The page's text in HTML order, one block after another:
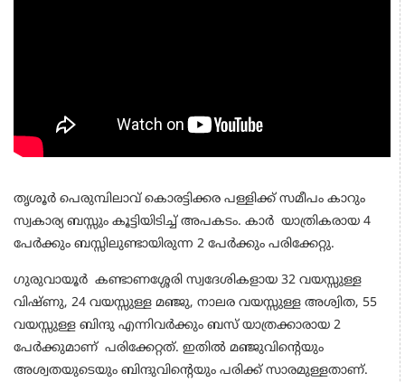
തൃശൂർ പെരുമ്പിലാവ് കൊരട്ടിക്കര പള്ളിക്ക് സമീപം കാറും
സ്വകാര്യ ബസ്സും കൂട്ടിയിടിച്ച് അപകടം. കാർ യാത്രികരായ 4
പേർക്കും ബസ്സിലുണ്ടായിരുന്ന 2 പേർക്കും പരിക്കേറ്റു.
ഗുരുവായൂർ കണ്ടാണശ്ശേരി സ്വദേശികളായ 32 വയസ്സുള്ള
വിഷ്ണു, 24 വയസ്സുള്ള മഞ്ജു, നാലര വയസ്സുള്ള അശ്വിത, 55
വയസ്സുള്ള ബിന്ദു എന്നിവർക്കും ബസ് യാത്രക്കാരായ 2
പേർക്കുമാണ് പരിക്കേറ്റത്. ഇതിൽ മഞ്ജുവിന്റെയും
അശ്വതയുടെയും ബിന്ദുവിന്റെയും പരിക്ക് സാരമുള്ളതാണ്.